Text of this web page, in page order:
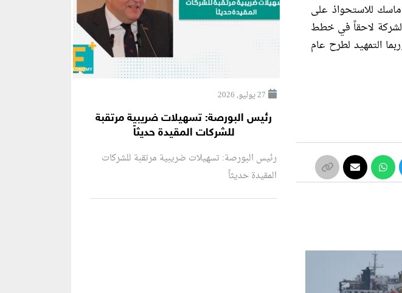
للاستحواذ على
مليار دولار. كما مضت الشركة لاحقاً في خطط
التمهيد لطرح عام
27 يوليو, 2026
رئيس البورصة: تسهيلات ضريبية مرتقبة
للشركات المقيدة حديثاً
رئيس البورصة: تسهيلات ضريبية مرتقبة للشركات
المقيدة حديثاً